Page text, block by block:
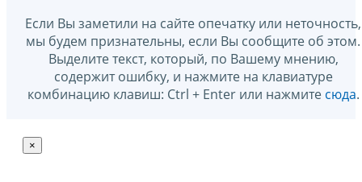
Если Вы заметили на сайте опечатку или неточность,
мы будем признательны, если Вы сообщите об этом.
Выделите текст, который, по Вашему мнению,
содержит ошибку, и нажмите на клавиатуре
комбинацию клавиш: Ctrl + Enter или нажмите сюда.
×